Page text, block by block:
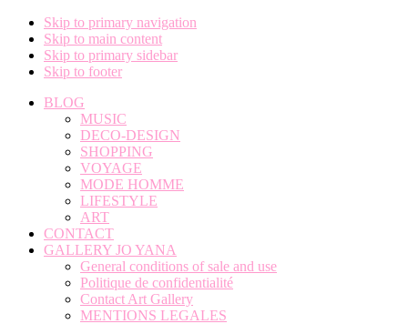
Skip to primary navigation
Skip to main content
Skip to primary sidebar
Skip to footer
BLOG
MUSIC
DECO-DESIGN
SHOPPING
VOYAGE
MODE HOMME
LIFESTYLE
ART
CONTACT
GALLERY JO YANA
General conditions of sale and use
Politique de confidentialité
Contact Art Gallery
MENTIONS LEGALES